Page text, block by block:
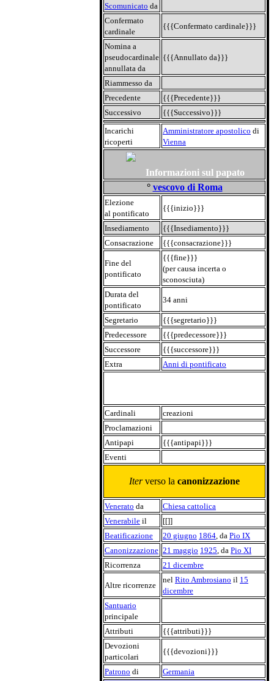
Scomunicato da
Confermato
cardinale
{{{Confermato cardinale}}}
Nomina a
pseudocardinale
annullata da
{{{Annullato da}}}
Riammesso da
Precedente
{{{Precedente}}}
Successivo
{{{Successivo}}}
Incarichi
ricoperti
Amministratore apostolico di
Vienna
Informazioni sul papato
° vescovo di Roma
Elezione
al pontificato
{{{inizio}}}
Insediamento
{{{Insediamento}}}
Consacrazione
{{{consacrazione}}}
Fine del
pontificato
{{{fine}}}
(per causa incerta o
sconosciuta)
Durata del
pontificato
34 anni
Segretario
{{{segretario}}}
Predecessore
{{{predecessore}}}
Successore
{{{successore}}}
Extra
Anni di pontificato
Cardinali
creazioni
Proclamazioni
Antipapi
{{{antipapi}}}
Eventi
Iterverso la canonizzazione
Venerato da
Chiesa cattolica
Venerabile il
[[]]
Beatificazione
20 giugno 1864 , da Pio IX
Canonizzazione 21 maggio 1925 , da Pio XI
Ricorrenza
21 dicembre
Altre ricorrenze
nel Rito Ambrosiano il 15
dicembre
Santuario
principale
Attributi
{{{attributi}}}
Devozioni
particolari
{{{devozioni}}}
Patrono di Germania